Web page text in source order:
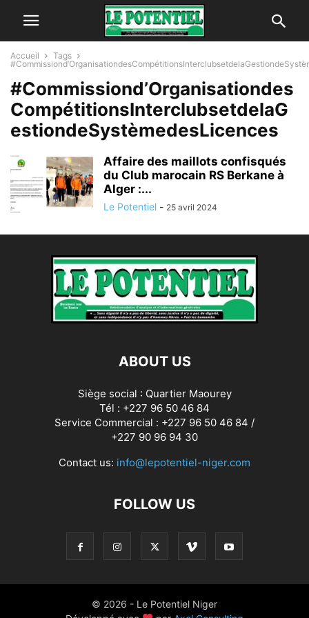
Accueil
Tags
#Commissiond’Organisationdes
CompétitionsInterclubsetdelaG
estiondeSystèmedesLicences
Affaire des maillots confisqués
du Club marocain RS Berkane à
Alger :...
Le Potentiel - 25 avril 2024
ABOUT US
Siège social : Quartier Maourey
Tél : +227 96 50 46 84
Service Commercial : +227 96 50 46 84 /
+227 90 96 94 30
Contact us: info@lepotentiel-niger.com
FOLLOW US
© 2026 - Le Potentiel Niger